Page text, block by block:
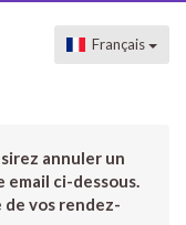
Français
annuler un
email ci-dessous.
de vos rendez-